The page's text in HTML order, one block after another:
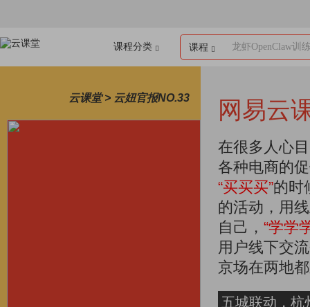
课程分类 课程 龙虾OpenClaw训
云课堂 > 云妞官报NO.33 网易云
在很多人心
各种电商的
“买买买”的时
的活动，用
自己， “学学
用户线下交
京场在两地
五城联动，杭